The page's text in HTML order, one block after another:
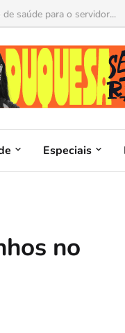
saúde para o servidor...
Especiais
no